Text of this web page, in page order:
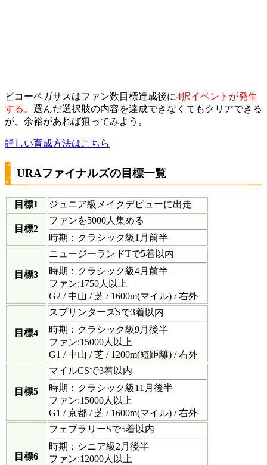
ビコーペガサスはファン数目標達成後に4択イベントが発生
する。 選んだ選択肢の内容を達成できなくてもクリアできる
が、余裕があれば狙ってみよう。
詳しい育成方法はこちら
URAファイナルズの目標一覧
目標1 ジュニア級メイクデビューに出走
目標2
ファンを5000人集める
時期：クラシック級1月前半
目標3
ニュージーランドTで5着以内
時期：クラシック級4月前半
ファン:1750人以上
G2 / 中山 / 芝 / 1600m(マイル) / 右外
目標4
スプリンターズSで3着以内
時期：クラシック級9月後半
ファン:15000人以上
G1 / 中山 / 芝 / 1200m(短距離) / 右外
目標5
マイルCSで3着以内
時期：クラシック級11月後半
ファン:15000人以上
G1 / 京都 / 芝 / 1600m(マイル) / 右外
目標6
フェブラリーSで5着以内
時期：シニア級2月後半
ファン:12000人以上